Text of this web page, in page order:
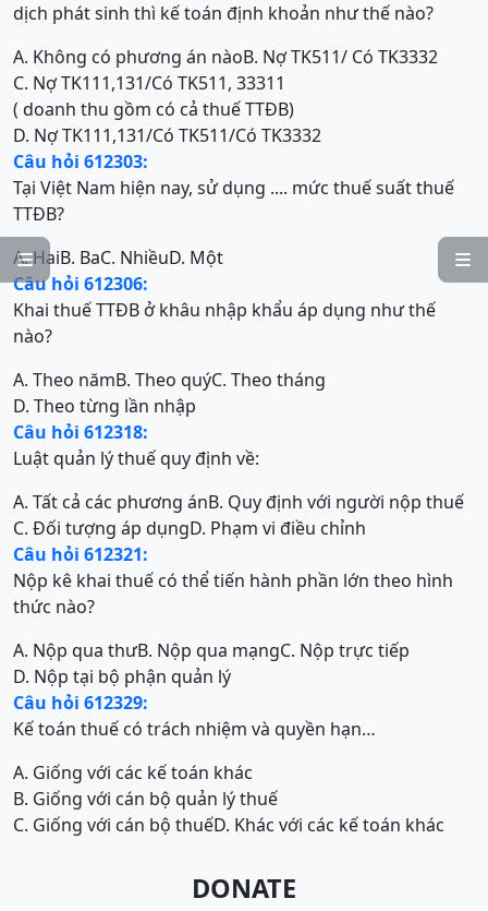


dịch phát sinh thì kế toán định khoản như thế nào?
A. Không có phương án nàoB. Nợ TK511/ Có TK3332
C. Nợ TK111,131/Có TK511, 33311
( doanh thu gồm có cả thuế TTĐB)
D. Nợ TK111,131/Có TK511/Có TK3332
Câu hỏi 612303:
Tại Việt Nam hiện nay, sử dụng .... mức thuế suất thuế
TTĐB?
A. HaiB. BaC. NhiềuD. Một
Câu hỏi 612306:
Khai thuế TTĐB ở khâu nhập khẩu áp dụng như thế
nào?
A. Theo nămB. Theo quýC. Theo tháng
D. Theo từng lần nhập
Câu hỏi 612318:
Luật quản lý thuế quy định về:
A. Tất cả các phương ánB. Quy định với người nộp thuế
C. Đối tượng áp dụngD. Phạm vi điều chỉnh
Câu hỏi 612321:
Nộp kê khai thuế có thể tiến hành phần lớn theo hình
thức nào?
A. Nộp qua thưB. Nộp qua mạngC. Nộp trực tiếp
D. Nộp tại bộ phận quản lý
Câu hỏi 612329:
Kế toán thuế có trách nhiệm và quyền hạn…
A. Giống với các kế toán khác
B. Giống với cán bộ quản lý thuế
C. Giống với cán bộ thuếD. Khác với các kế toán khác
DONATE